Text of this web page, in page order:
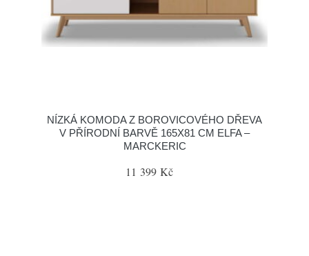
NÍZKÁ KOMODA Z BOROVICOVÉHO DŘEVA
V PŘÍRODNÍ BARVĚ 165X81 CM ELFA –
MARCKERIC
11 399 Kč